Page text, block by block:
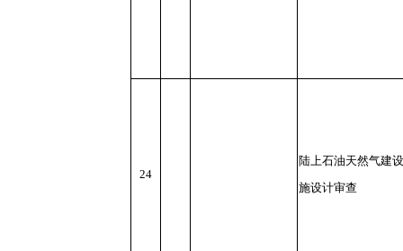
24
陆上石油天然气建
施设计审查